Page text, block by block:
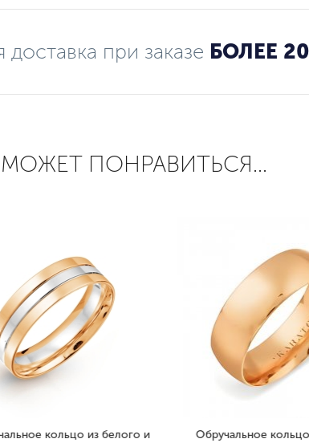
доставка при заказе БОЛЕЕ
ПОНРАВИТЬСЯ...
из белого и
Обручальное кольцо из